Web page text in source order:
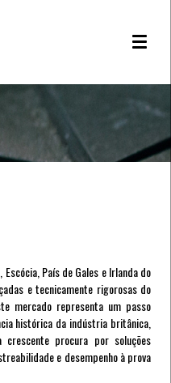
País de Gales e Irlanda do
e tecnicamente rigorosas do
mercado representa um passo
histórica da indústria britânica,
procura por soluções
e desempenho à prova
está a consentir a sua utilizção.